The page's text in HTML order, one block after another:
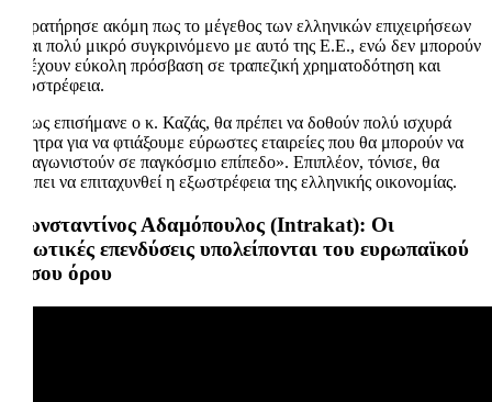
Παρατήρησε ακόμη πως το μέγεθος των ελληνικών επιχειρήσεων
είναι πολύ μικρό συγκρινόμενο με αυτό της Ε.Ε., ενώ δεν μπορούν
να έχουν εύκολη πρόσβαση σε τραπεζική χρηματοδότηση και
εξωστρέφεια.
Όπως επισήμανε ο κ. Καζάς, θα πρέπει να δοθούν πολύ ισχυρά
κίνητρα για να φτιάξουμε εύρωστες εταιρείες που θα μπορούν να
ανταγωνιστούν σε παγκόσμιο επίπεδο». Επιπλέον, τόνισε, θα
πρέπει να επιταχυνθεί η εξωστρέφεια της ελληνικής οικονομίας.
Κωνσταντίνος Αδαμόπουλος (Intrakat): Οι
ιδιωτικές επενδύσεις υπολείπονται του ευρωπαϊκού
μέσου όρου